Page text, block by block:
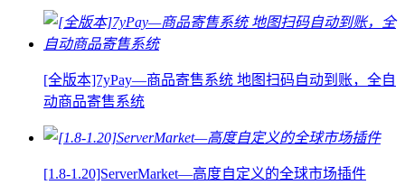
[全版本]7yPay—商品寄售系统 地图扫码自动到账，全自
动商品寄售系统
[1.8-1.20]ServerMarket—高度自定义的全球市场插件